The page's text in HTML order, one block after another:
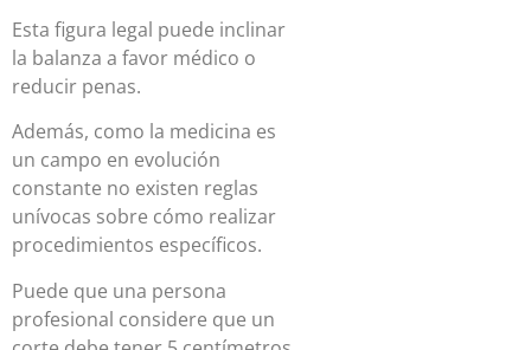
Esta figura legal puede inclinar
la balanza a favor médico o
reducir penas.
Además, como la medicina es
un campo en evolución
constante no existen reglas
unívocas sobre cómo realizar
procedimientos específicos.
Puede que una persona
profesional considere que un